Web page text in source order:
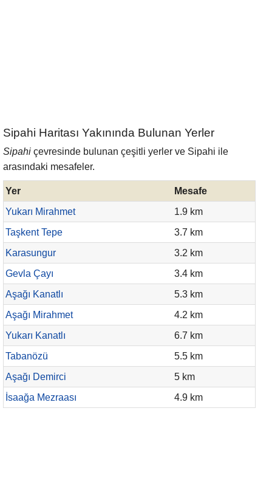
Sipahi Haritası Yakınında Bulunan Yerler
Sipahi çevresinde bulunan çeşitli yerler ve Sipahi ile
arasındaki mesafeler.
Yer
Mesafe
Yukarı Mirahmet
1.9 km
Taşkent Tepe
3.7 km
Karasungur
3.2 km
Gevla Çayı
3.4 km
Aşağı Kanatlı
5.3 km
Aşağı Mirahmet
4.2 km
Yukarı Kanatlı
6.7 km
Tabanözü
5.5 km
Aşağı Demirci
5 km
İsaağa Mezraası
4.9 km